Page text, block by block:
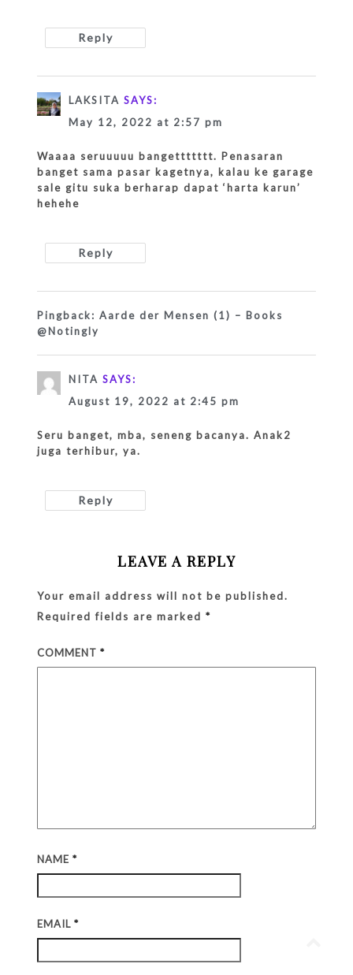
Reply
LAKSITA SAYS:
May 12, 2022 at 2:57 pm
Waaaa seruuuuu bangettttttt. Penasaran
banget sama pasar kagetnya, kalau ke garage
sale gitu suka berharap dapat ‘harta karun’
hehehe
Reply
Pingback:Aarde der Mensen (1) – Books
@Notingly
NITA SAYS:
August 19, 2022 at 2:45 pm
Seru banget, mba, seneng bacanya. Anak2
juga terhibur, ya.
Reply
LEAVE A REPLY
Your email address will not be published.
Required fields are marked*
COMMENT*
NAME*
EMAIL*